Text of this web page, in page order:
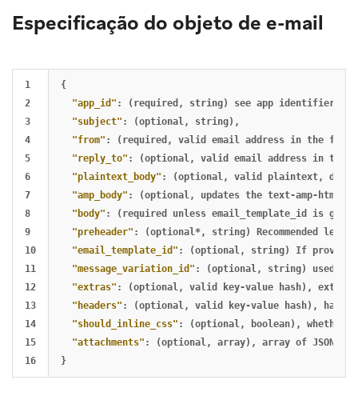
Especificação do objeto de e-mail
1
2
3
4
5
6
7
8
9
10
11
12
13
14
15
{
"app_id" : (required , string) see app identifier
"subject" : (optional , string) ,
"from" : (required , valid email address in the
"reply_to" : (optional , valid email address in the
"plaintext_body" : (optional , valid plaintext,
"amp_body" : (optional , updates the text-amp-html
"body" : (required unless email_template_id is given
"preheader" : (optional*, string) Recommended
length
"email_template_id" : (optional , string) If provided
"message_variation_id" : (optional , string) used
"extras" : (optional , valid key-value hash) , extra
"headers" : (optional , valid key-value hash) , hash
"should_inline_css" : (optional , boolean) , whether
"attachments" : (optional , array) , array of JSON
}